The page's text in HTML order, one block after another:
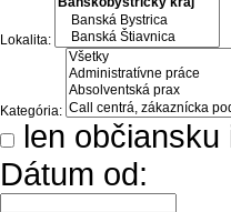
Lokalita:
Kategória:
len občiansku
Dátum od: